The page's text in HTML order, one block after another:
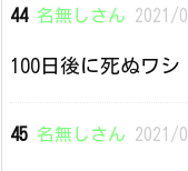
44 名無しさん 2021/
100日後に死ぬワシ
45 名無しさん 2021/